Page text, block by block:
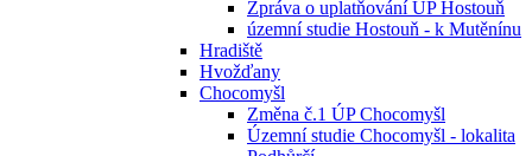
Zpráva o uplatňování ÚP Hostouň
územní studie Hostouň - k Mutěnínu
Hradiště
Hvožďany
Chocomyšl
Změna č.1 ÚP Chocomyšl
Územní studie Chocomyšl - lokalita